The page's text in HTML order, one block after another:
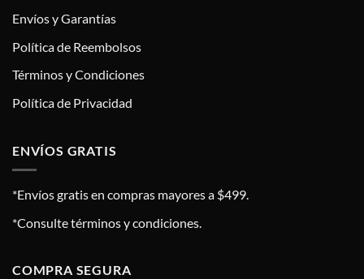
Envíos y Garantías
Política de Reembolsos
Términos y Condiciones
Política de Privacidad
ENVÍOS GRATIS
*Envíos gratis en compras mayores a $499.
*Consulte términos y condiciones.
COMPRA SEGURA